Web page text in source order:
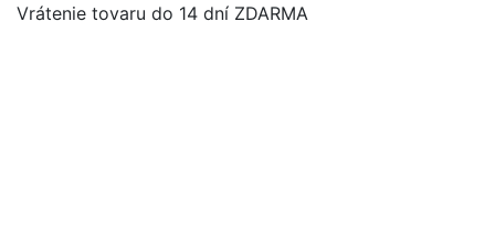
Vrátenie tovaru do 14 dní ZDARMA